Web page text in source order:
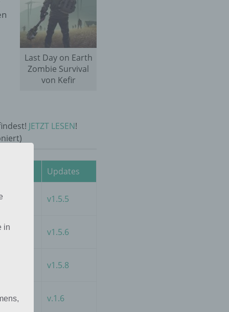
Last Day on Earth
Zombie Survival
von Kefir
JETZT LESEN!
Updates
Bunker
v1.5.5
Ebene 1 v1.5.6
v1.5.8
Ebene 3 v.1.6
in